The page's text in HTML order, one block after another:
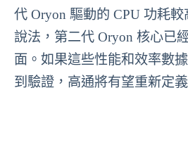
代 Oryon 驅動的 CPU 功耗
說法，第二代 Oryon 核心已
面。如果這些性能和效率數
到驗證，高通將有望重新定